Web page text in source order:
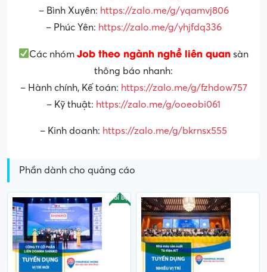
– Bình Xuyên: https://zalo.me/g/yqamvj806
– Phúc Yên: https://zalo.me/g/yhjfdq336
Các nhómJob theo ngành nghề liên quan sàn
thông báo nhanh:
– Hành chính, Kế toán: https://zalo.me/g/fzhdow757
– Kỹ thuật: https://zalo.me/g/ooeobi061
– Kinh doanh: https://zalo.me/g/bkrnsx555
Phần dành cho quảng cáo
Nổi bật